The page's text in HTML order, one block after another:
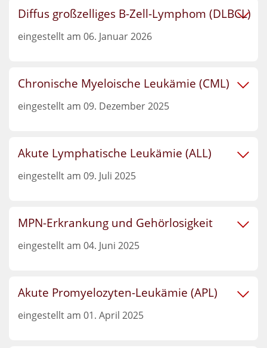
Diffus großzelliges B-Zell-Lymphom (DLBCL)
eingestellt am 06. Januar 2026
Chronische Myeloische Leukämie (CML)
eingestellt am 09. Dezember 2025
Akute Lymphatische Leukämie (ALL)
eingestellt am 09. Juli 2025
MPN-Erkrankung und Gehörlosigkeit
eingestellt am 04. Juni 2025
Akute Promyelozyten-Leukämie (APL)
eingestellt am 01. April 2025